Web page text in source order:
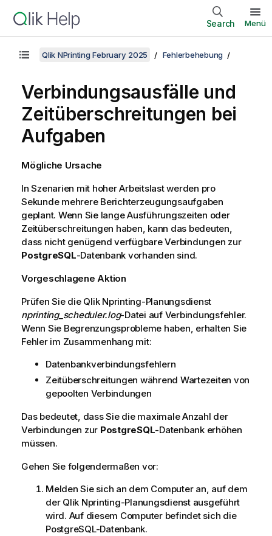
Search Menü
Qlik NPrinting February 2025 Fehlerbehebung
Verbindungsausfälle und
Zeitüberschreitungen bei
Aufgaben
Mögliche Ursache
In Szenarien mit hoher Arbeitslast werden pro
Sekunde mehrere Berichterzeugungsaufgaben
geplant. Wenn Sie lange Ausführungszeiten oder
Zeitüberschreitungen haben, kann das bedeuten,
dass nicht genügend verfügbare Verbindungen zur
PostgreSQL-Datenbank vorhanden sind.
Vorgeschlagene Aktion
Prüfen Sie die Qlik Nprinting-Planungsdienst
nprinting_scheduler.log-Datei auf Verbindungsfehler.
Wenn Sie Begrenzungsprobleme haben, erhalten Sie
Fehler im Zusammenhang mit:
Datenbankverbindungsfehlern
Zeitüberschreitungen während Wartezeiten von
gepoolten Verbindungen
Das bedeutet, dass Sie die maximale Anzahl der
Verbindungen zur PostgreSQL-Datenbank erhöhen
müssen.
Gehen Sie folgendermaßen vor:
Melden Sie sich an dem Computer an, auf dem
der Qlik Nprinting-Planungsdienstausgeführt
wird. Auf diesem Computer befindet sich die
PostgreSQL-Datenbank.